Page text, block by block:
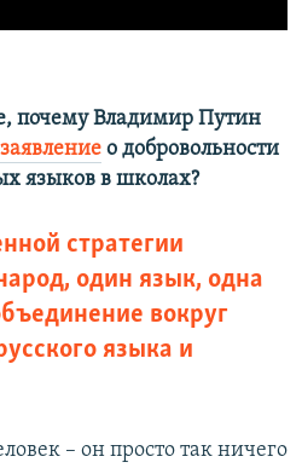
почему Владимир Путин
о добровольности
языков в школах?
стратегии
один язык, одна
вокруг
языка и
– он просто так ничего